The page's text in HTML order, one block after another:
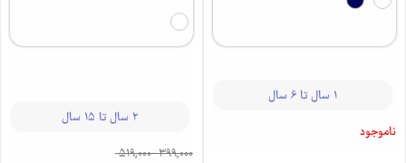
1 سال تا 6 سال
ناموجود
2 سال تا 15 سال
399,000
-
519,000